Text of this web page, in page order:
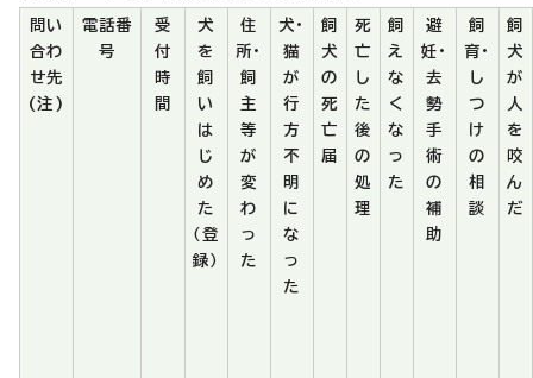
問い
合わ
せ先
(注)
電話番
号
受
付
時
間
犬
を
飼
い
は
じ
め
た
（登
録）
住
所・
飼
主
等
が
変
わ
っ
た
犬・
猫
が
行
方
不
明
に
な
っ
た
飼
犬
の
死
亡
届
死
亡
し
た
後
の
処
理
飼
え
な
く
な
っ
た
避
妊・
去
勢
手
術
の
補
助
飼
育・
し
つ
け
の
相
談
飼
犬
が
人
を
咬
ん
だ